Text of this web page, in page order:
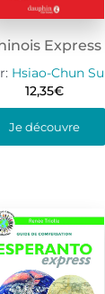
Express
Hsiao-Chun Su
12,35€
Je découvre